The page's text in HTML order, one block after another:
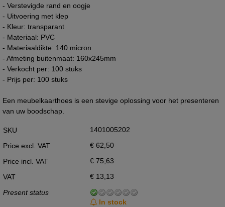
- Verstevigde rand en oogje
- Uitvoering met klep
- Kleur: transparant
- Materiaal: PVC
- Materiaaldikte: 140 micron
- Afmeting buitenmaat: 160x245mm
- Verkocht per: 100 stuks
- Prijs per: 100 stuks
Een meubelkaarthoes is een stevige oplossing voor het presenteren
van uw boodschap.
SKU
1401005202
Price excl. VAT
€ 62,50
Price incl. VAT
€ 75,63
VAT
€ 13,13
Present status
In stock